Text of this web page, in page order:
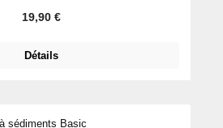
Prix régulier :
19,90 €
Détails